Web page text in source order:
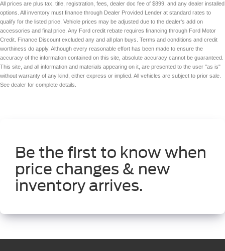
All prices are plus tax, title, registration, fees, dealer doc fee of $899, and any dealer installed
options. All inventory must finance through Dealer Provided Lender at standard rates to
qualify for the listed price. Vehicle prices may be adjusted due to the dealer's add on
accessories and final price. Any Ford credit rebate requires financing through Ford Motor
Credit. Finance Discount excluded any and all plan buys. Terms and conditions and credit
worthiness do apply. Although every reasonable effort has been made to ensure the
accuracy of the information contained on this site, absolute accuracy cannot be guaranteed.
This site, and all information and materials appearing on it, are presented to the user "as is"
without warranty of any kind, either express or implied. All vehicles are subject to prior sale.
See dealer for complete details.
Be the first to know when
price changes & new
inventory arrives.